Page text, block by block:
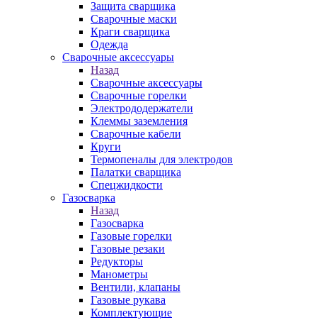
Защита сварщика
Сварочные маски
Краги сварщика
Одежда
Сварочные аксессуары
Назад
Сварочные аксессуары
Сварочные горелки
Электрододержатели
Клеммы заземления
Сварочные кабели
Круги
Термопеналы для электродов
Палатки сварщика
Спецжидкости
Газосварка
Назад
Газосварка
Газовые горелки
Газовые резаки
Редукторы
Манометры
Вентили, клапаны
Газовые рукава
Комплектующие